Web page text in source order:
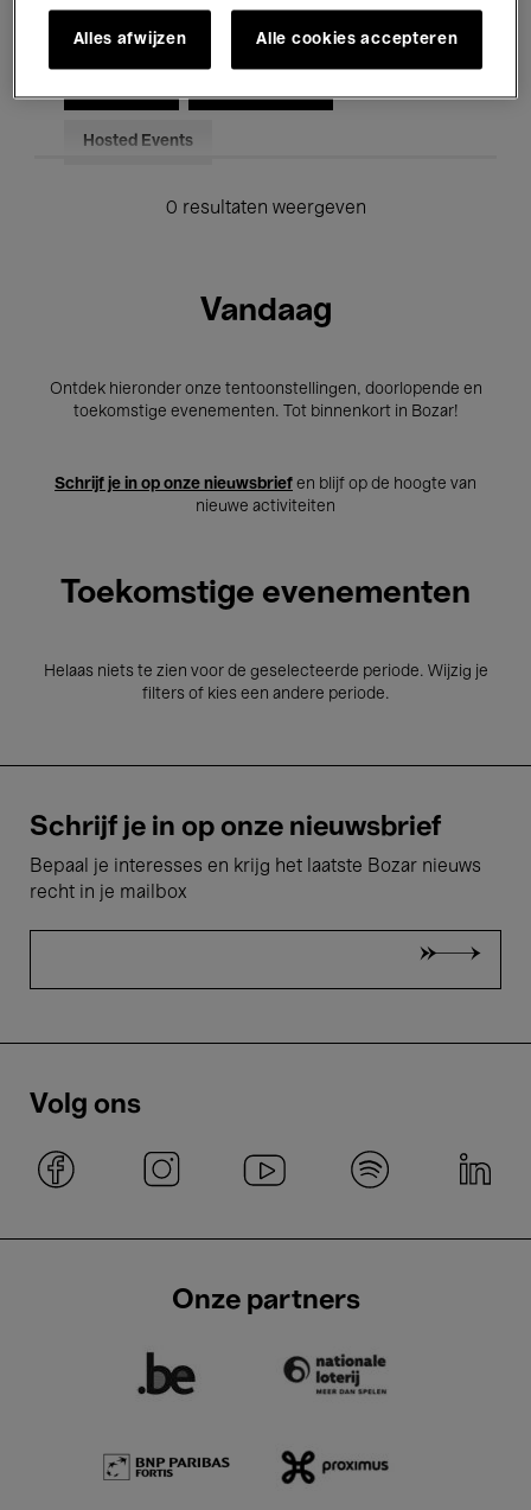
Voor iedereen Kids’ Palace
Hosted Events
0 resultaten weergeven
Vandaag
Ontdek hieronder onze tentoonstellingen, doorlopende en
toekomstige evenementen. Tot binnenkort in Bozar!
Schrijf je in op onze nieuwsbrief en blijf op de hoogte van
nieuwe activiteiten
Toekomstige evenementen
Helaas niets te zien voor de geselecteerde periode. Wijzig je
filters of kies een andere periode.
Schrijf je in op onze nieuwsbrief
Bepaal je interesses en krijg het laatste Bozar nieuws
recht in je mailbox
Volg ons
Onze partners
Alles afwijzen Alle cookies accepteren